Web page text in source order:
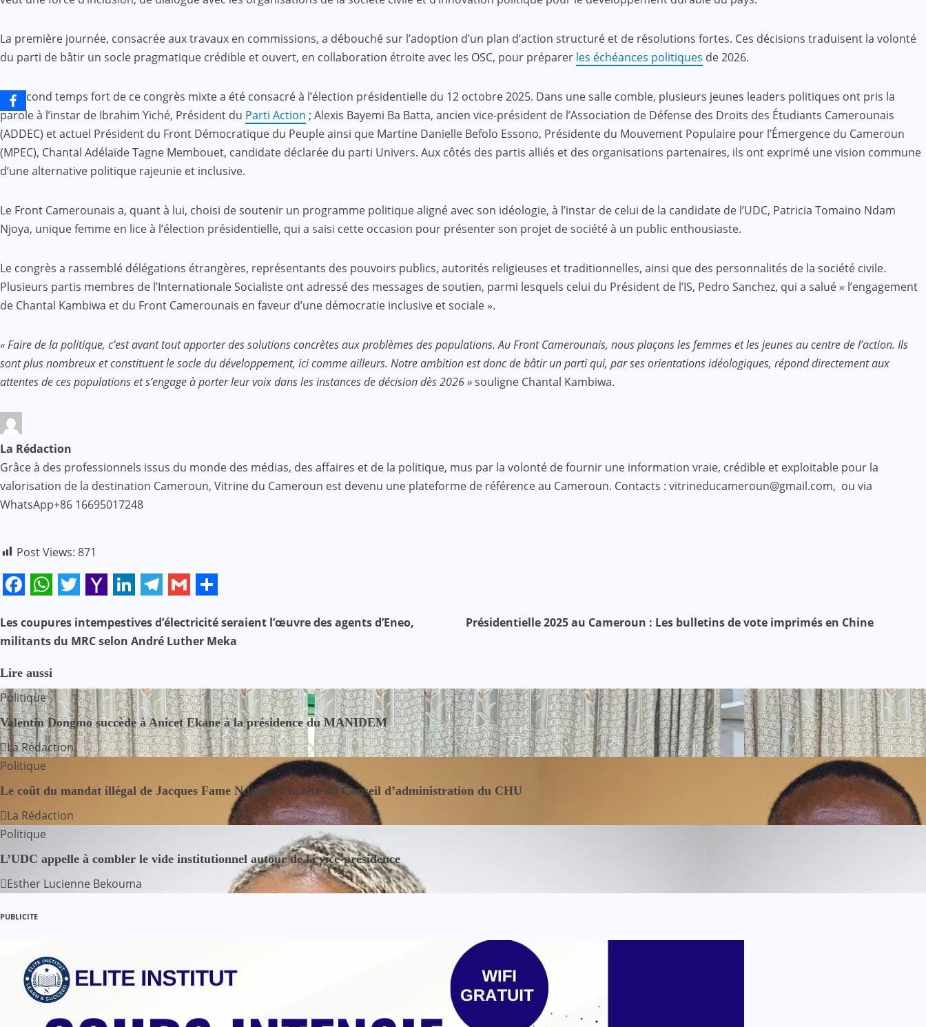
La première journée, consacrée aux travaux en commissions, a débouché sur l’adoption d’un plan d’action structuré et de résolutions fortes. Ces décisions traduisent la volonté
du parti de bâtir un socle pragmatique crédible et ouvert, en collaboration étroite avec les OSC, pour préparer les échéances politiques de 2026.
Le second temps fort de ce congrès mixte a été consacré à l’élection présidentielle du 12 octobre 2025. Dans une salle comble, plusieurs jeunes leaders politiques ont pris la
parole à l’instar de Ibrahim Yiché, Président du Parti Action ; Alexis Bayemi Ba Batta, ancien vice-président de l’Association de Défense des Droits des Étudiants Camerounais
(ADDEC) et actuel Président du Front Démocratique du Peuple ainsi que Martine Danielle Befolo Essono, Présidente du Mouvement Populaire pour l’Émergence du Cameroun
(MPEC), Chantal Adélaïde Tagne Membouet, candidate déclarée du parti Univers. Aux côtés des partis alliés et des organisations partenaires, ils ont exprimé une vision commune
d’une alternative politique rajeunie et inclusive.
Le Front Camerounais a, quant à lui, choisi de soutenir un programme politique aligné avec son idéologie, à l’instar de celui de la candidate de l’UDC, Patricia Tomaino Ndam
Njoya, unique femme en lice à l’élection présidentielle, qui a saisi cette occasion pour présenter son projet de société à un public enthousiaste.
Le congrès a rassemblé délégations étrangères, représentants des pouvoirs publics, autorités religieuses et traditionnelles, ainsi que des personnalités de la société civile.
Plusieurs partis membres de l’Internationale Socialiste ont adressé des messages de soutien, parmi lesquels celui du Président de l’IS, Pedro Sanchez, qui a salué « l’engagement
de Chantal Kambiwa et du Front Camerounais en faveur d’une démocratie inclusive et sociale ».
« Faire de la politique, c’est avant tout apporter des solutions concrètes aux problèmes des populations. Au Front Camerounais, nous plaçons les femmes et les jeunes au centre de l’action. Ils
sont plus nombreux et constituent le socle du développement, ici comme ailleurs. Notre ambition est donc de bâtir un parti qui, par ses orientations idéologiques, répond directement aux
attentes de ces populations et s’engage à porter leur voix dans les instances de décision dès 2026 »souligne Chantal Kambiwa.
La Rédaction
Grâce à des professionnels issus du monde des médias, des affaires et de la politique, mus par la volonté de fournir une information vraie, crédible et exploitable pour la
valorisation de la destination Cameroun, Vitrine du Cameroun est devenu une plateforme de référence au Cameroun. Contacts : vitrineducameroun@gmail.com, ou via
WhatsApp+86 16695017248
Post Views: 871
Mail
N
v
i
g
a
t
i
o
n
d
Les coupures intempestives d’électricité seraient l’œuvre des agents d’Eneo,
militants du MRC selon André Luther Meka
Présidentielle 2025 au Cameroun : Les bulletins de vote imprimés en Chine
Lire aussi
Politique
Valentin Dongmo succède à Anicet Ekane à la présidence du MANIDEM
La Rédaction
Politique
Le coût du mandat illégal de Jacques Fame Ndongo à la tête du Conseil d’administration du CHU
La Rédaction
Politique
L’UDC appelle à combler le vide institutionnel autour de la vice-présidence
Esther Lucienne Bekouma
PUBLICITE